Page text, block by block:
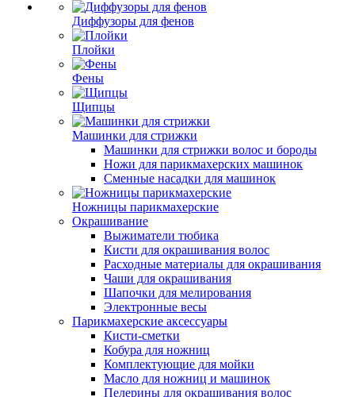
Диффузоры для фенов
Плойки
Фены
Щипцы
Машинки для стрижки
Машинки для стрижки волос и бороды
Ножи для парикмахерских машинок
Сменные насадки для машинок
Ножницы парикмахерские
Окрашивание
Выжиматели тюбика
Кисти для окрашивания волос
Расходные материалы для окрашивания
Чаши для окрашивания
Шапочки для мелирования
Электронные весы
Парикмахерские аксессуары
Кисти-сметки
Кобура для ножниц
Комплектующие для мойки
Масло для ножниц и машинок
Пелерины для окрашивания волос